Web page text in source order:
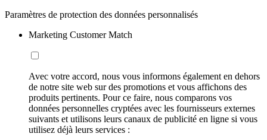
Paramètres de protection des données personnalisés
Marketing Customer Match
Avec votre accord, nous vous informons également en dehors
de notre site web sur des promotions et vous affichons des
produits pertinents. Pour ce faire, nous comparons vos
données personnelles cryptées avec les fournisseurs externes
suivants et utilisons leurs canaux de publicité en ligne si vous
utilisez déjà leurs services :